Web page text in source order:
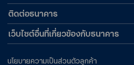
ติดต่อธนาคาร
เว็บไซต์อื่นที่เกี่ยวข้องกับธนาคาร
นโยบายความเป็นส่วนตัวลูกค้า